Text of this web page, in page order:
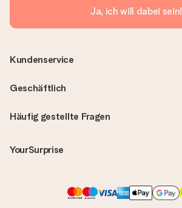
Ja, ich will dabei sein!
Häufig gestellte Fragen
YourSurprise
Kundenservice
Geschäftlich